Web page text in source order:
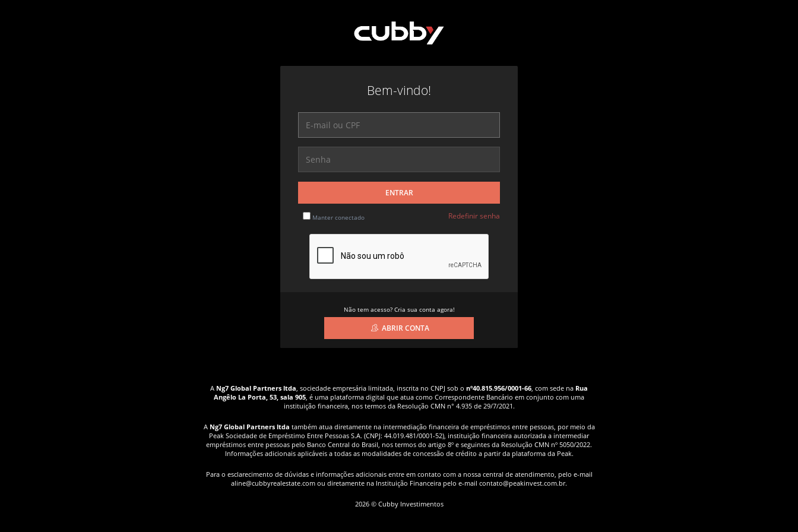
Bem-vindo!
ENTRAR
Manter conectado Redefinir senha
Não tem acesso? Cria sua conta agora!
ABRIR CONTA
A Ng7 Global Partners ltda , sociedade empresária limitada, inscrita no CNPJ sob o nº40.815.956/0001-66 , com sede na Rua
Angêlo La Porta, 53, sala 905 , é uma plataforma digital que atua como Correspondente Bancário em conjunto com uma
instituição financeira, nos termos da Resolução CMN n° 4.935 de 29/7/2021.
A Ng7 Global Partners ltda também atua diretamente na intermediação financeira de empréstimos entre pessoas, por meio da
Peak Sociedade de Empréstimo Entre Pessoas S.A. (CNPJ: 44.019.481/0001-52), instituição financeira autorizada a intermediar
empréstimos entre pessoas pelo Banco Central do Brasil, nos termos do artigo 8º e seguintes da Resolução CMN nº 5050/2022.
Informações adicionais aplicáveis a todas as modalidades de concessão de crédito a partir da plataforma da Peak.
Para o esclarecimento de dúvidas e informações adicionais entre em contato com a nossa central de atendimento, pelo e-mail
aline@cubbyrealestate.com ou diretamente na Instituição Financeira pelo e-mail contato@peakinvest.com.br.
2026 © Cubby Investimentos